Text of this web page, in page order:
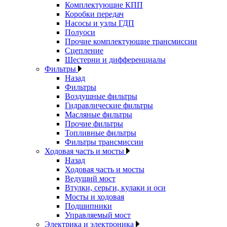
Комплектующие КПП
Коробки передач
Насосы и узлы ГДП
Полуоси
Прочие комплектующие трансмиссии
Сцепление
Шестерни и дифференциалы
Фильтры
Назад
Фильтры
Воздушные фильтры
Гидравлические фильтры
Масляные фильтры
Прочие фильтры
Топливные фильтры
Фильтры трансмиссии
Ходовая часть и мосты
Назад
Ходовая часть и мосты
Ведущий мост
Втулки, серьги, кулаки и оси
Мосты и ходовая
Подшипники
Управляемый мост
Электрика и электроника